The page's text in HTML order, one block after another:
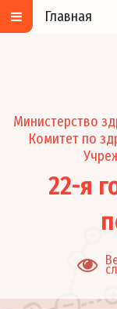
Министерство
Комитет по
22-я
Главная